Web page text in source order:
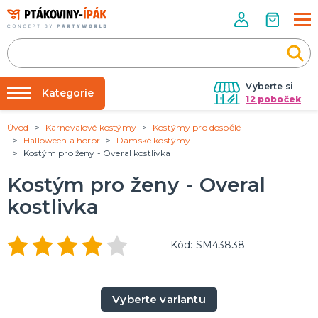
Vyberte si
12 poboček
Půjčovna kostýmů
Párty výzdoba na klíč
Nafukování balónků
Prodejny
Párty Blog
Kategorie
Narozeninové oslavy
KARNEVALOVÉ KOSTÝMY
Kostýmy pro děti
DOPLŇKY A MAKEUP
Make-up, dekorace na kůži, tetování, umělé řasy
Úvod Karnevalové kostýmy
Kostýmy pro dospělé
Halloween a horor
Dámské kostýmy
Kostým pro ženy - Overal kostlivka
Kostým pro ženy - Overal
kostlivka
Kód: SM43838
Vyberte variantu